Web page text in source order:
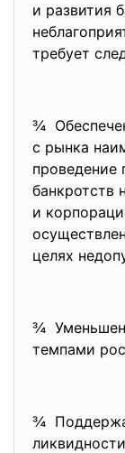
и развития
требует
¾
с рынка
проведение
банкротств
и
целях
¾
темпами
¾